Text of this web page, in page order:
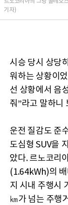
기자)
시승 당시 상당
워하는 상황이
선 상황에서 음
줘”라고 말하니
운전 질감도 준
도심형 SUV을
았다. 르노코리
(1.64kWh)의
지 시내 주행시
㎞가 넘는 주행